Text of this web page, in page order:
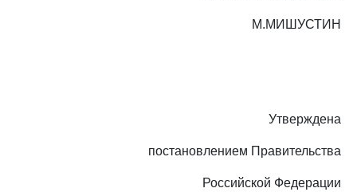
М.МИШУСТИН
Утверждена
постановлением Правительства
Российской Федерации